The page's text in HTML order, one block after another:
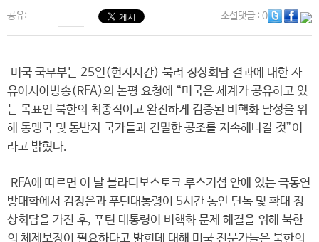
공유: 소셜댓글: 0
미국 국무부는 25일(현지시간) 북러 정상회담 결과에 대한 자
유아시아방송(RFA)의 논평 요청에 “미국은 세계가 공유하고 있
는 목표인 북한의 최종적이고 완전하게 검증된 비핵화 달성을 위
해 동맹국 및 동반자 국가들과 긴밀한 공조를 지속해나갈 것”이
라고 밝혔다.
RFA에 따르면 이 날 블라디보스토크 루스키섬 안에 있는 극동연
방대학에서 김정은과 푸틴대통령이 5시간 동안 단독 및 확대 정
상회담을 가진 후, 푸틴 대통령이 비핵화 문제 해결을 위해 북한
의 체제보장이 필요하다고 밝힌데 대해 미국 전문가들은 북한의